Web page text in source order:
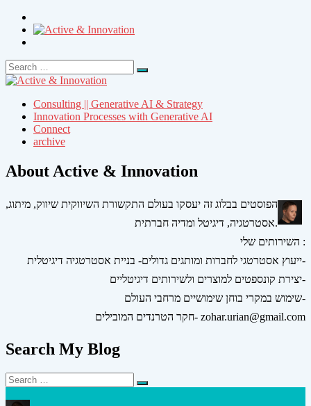
Search
for:
Search
Consulting || Generative AI & Strategy
Innovation Processes with Generative AI
Connect
archive
About Active & Innovation
הפוסטים בבלוג זה יעסקו בעולם התקשורת השיווקית שיווק, מיתוג,
אסטרטגיה, דיגיטל ומדיה חברתית.
השירותים שלי :
ייעוץ אסטרטגי לחברות ומותגים גדולים- בניית אסטרטגיה דיגיטלית-
יצירת קונספטים למוצרים ולשירותים דיגיטליים-
שימוש במקרי בוחן שימושיים מרחבי העולם-
חקר הטרנדים המובילים- zohar.urian@gmail.com
Search My Blog
Search
for:
Search